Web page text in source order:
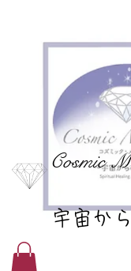
Cosmic
宇宙か